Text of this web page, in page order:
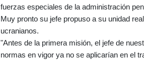
fuerzas especiales de la administración
Muy pronto su jefe propuso a su unidad
ucranianos.
"Antes de la primera misión, el jefe de
normas en vigor ya no se aplicarían en el